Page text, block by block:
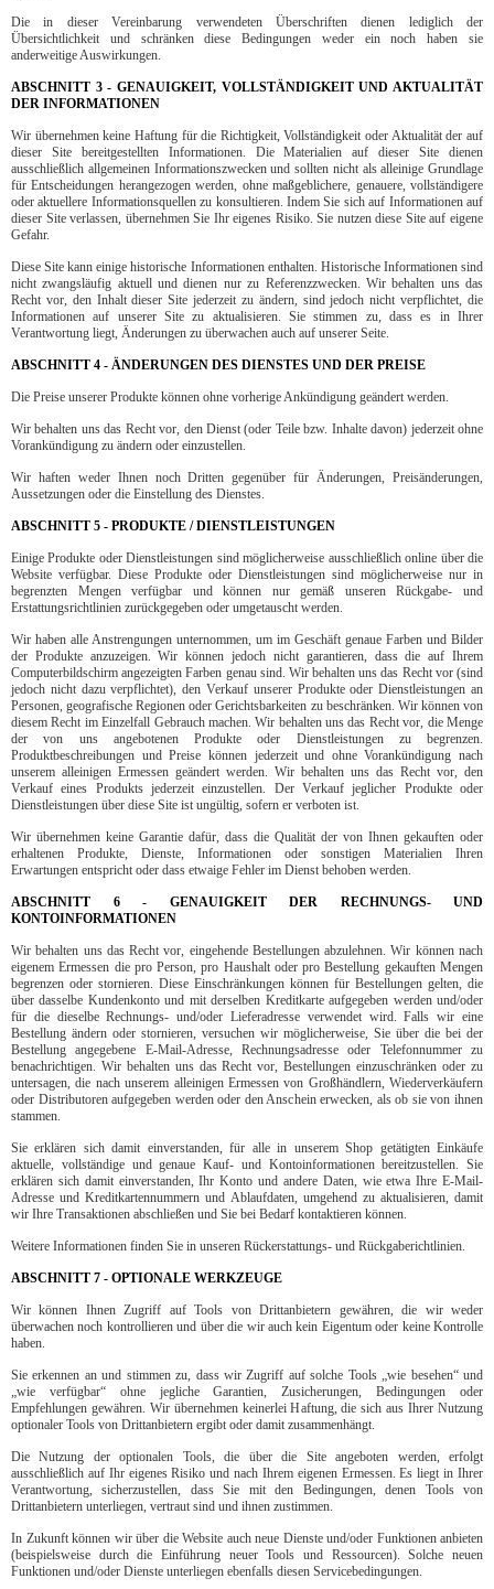
Die in dieser Vereinbarung verwendeten Überschriften dienen lediglich der
Übersichtlichkeit und schränken diese Bedingungen weder ein noch haben sie
anderweitige Auswirkungen.
ABSCHNITT 3 - GENAUIGKEIT, VOLLSTÄNDIGKEIT UND AKTUALITÄT
DER INFORMATIONEN
Wir übernehmen keine Haftung für die Richtigkeit, Vollständigkeit oder Aktualität der auf
dieser Site bereitgestellten Informationen. Die Materialien auf dieser Site dienen
ausschließlich allgemeinen Informationszwecken und sollten nicht als alleinige Grundlage
für Entscheidungen herangezogen werden, ohne maßgeblichere, genauere, vollständigere
oder aktuellere Informationsquellen zu konsultieren. Indem Sie sich auf Informationen auf
dieser Site verlassen, übernehmen Sie Ihr eigenes Risiko. Sie nutzen diese Site auf eigene
Gefahr.
Diese Site kann einige historische Informationen enthalten. Historische Informationen sind
nicht zwangsläufig aktuell und dienen nur zu Referenzzwecken. Wir behalten uns das
Recht vor, den Inhalt dieser Site jederzeit zu ändern, sind jedoch nicht verpflichtet, die
Informationen auf unserer Site zu aktualisieren. Sie stimmen zu, dass es in Ihrer
Verantwortung liegt, Änderungen zu überwachen auch auf unserer Seite.
ABSCHNITT 4 - ÄNDERUNGEN DES DIENSTES UND DER PREISE
Die Preise unserer Produkte können ohne vorherige Ankündigung geändert werden.
Wir behalten uns das Recht vor, den Dienst (oder Teile bzw. Inhalte davon) jederzeit ohne
Vorankündigung zu ändern oder einzustellen.
Wir haften weder Ihnen noch Dritten gegenüber für Änderungen, Preisänderungen,
Aussetzungen oder die Einstellung des Dienstes.
ABSCHNITT 5 - PRODUKTE / DIENSTLEISTUNGEN
Einige Produkte oder Dienstleistungen sind möglicherweise ausschließlich online über die
Website verfügbar. Diese Produkte oder Dienstleistungen sind möglicherweise nur in
begrenzten Mengen verfügbar und können nur gemäß unseren Rückgabe- und
Erstattungsrichtlinien zurückgegeben oder umgetauscht werden.
Wir haben alle Anstrengungen unternommen, um im Geschäft genaue Farben und Bilder
der Produkte anzuzeigen. Wir können jedoch nicht garantieren, dass die auf Ihrem
Computerbildschirm angezeigten Farben genau sind. Wir behalten uns das Recht vor (sind
jedoch nicht dazu verpflichtet), den Verkauf unserer Produkte oder Dienstleistungen an
Personen, geografische Regionen oder Gerichtsbarkeiten zu beschränken. Wir können von
diesem Recht im Einzelfall Gebrauch machen. Wir behalten uns das Recht vor, die Menge
der von uns angebotenen Produkte oder Dienstleistungen zu begrenzen.
Produktbeschreibungen und Preise können jederzeit und ohne Vorankündigung nach
unserem alleinigen Ermessen geändert werden. Wir behalten uns das Recht vor, den
Verkauf eines Produkts jederzeit einzustellen. Der Verkauf jeglicher Produkte oder
Dienstleistungen über diese Site ist ungültig, sofern er verboten ist.
Wir übernehmen keine Garantie dafür, dass die Qualität der von Ihnen gekauften oder
erhaltenen Produkte, Dienste, Informationen oder sonstigen Materialien Ihren
Erwartungen entspricht oder dass etwaige Fehler im Dienst behoben werden.
ABSCHNITT 6 - GENAUIGKEIT DER RECHNUNGS- UND
KONTOINFORMATIONEN
Wir behalten uns das Recht vor, eingehende Bestellungen abzulehnen. Wir können nach
eigenem Ermessen die pro Person, pro Haushalt oder pro Bestellung gekauften Mengen
begrenzen oder stornieren. Diese Einschränkungen können für Bestellungen gelten, die
über dasselbe Kundenkonto und mit derselben Kreditkarte aufgegeben werden und/oder
für die dieselbe Rechnungs- und/oder Lieferadresse verwendet wird. Falls wir eine
Bestellung ändern oder stornieren, versuchen wir möglicherweise, Sie über die bei der
Bestellung angegebene E-Mail-Adresse, Rechnungsadresse oder Telefonnummer zu
benachrichtigen. Wir behalten uns das Recht vor, Bestellungen einzuschränken oder zu
untersagen, die nach unserem alleinigen Ermessen von Großhändlern, Wiederverkäufern
oder Distributoren aufgegeben werden oder den Anschein erwecken, als ob sie von ihnen
stammen.
Sie erklären sich damit einverstanden, für alle in unserem Shop getätigten Einkäufe
aktuelle, vollständige und genaue Kauf- und Kontoinformationen bereitzustellen. Sie
erklären sich damit einverstanden, Ihr Konto und andere Daten, wie etwa Ihre E-Mail-
Adresse und Kreditkartennummern und Ablaufdaten, umgehend zu aktualisieren, damit
wir Ihre Transaktionen abschließen und Sie bei Bedarf kontaktieren können.
Weitere Informationen finden Sie in unseren Rückerstattungs- und Rückgaberichtlinien.
ABSCHNITT 7 - OPTIONALE WERKZEUGE
Wir können Ihnen Zugriff auf Tools von Drittanbietern gewähren, die wir weder
überwachen noch kontrollieren und über die wir auch kein Eigentum oder keine Kontrolle
haben.
Sie erkennen an und stimmen zu, dass wir Zugriff auf solche Tools „wie besehen“ und
„wie verfügbar“ ohne jegliche Garantien, Zusicherungen, Bedingungen oder
Empfehlungen gewähren. Wir übernehmen keinerlei Haftung, die sich aus Ihrer Nutzung
optionaler Tools von Drittanbietern ergibt oder damit zusammenhängt.
Die Nutzung der optionalen Tools, die über die Site angeboten werden, erfolgt
ausschließlich auf Ihr eigenes Risiko und nach Ihrem eigenen Ermessen. Es liegt in Ihrer
Verantwortung, sicherzustellen, dass Sie mit den Bedingungen, denen Tools von
Drittanbietern unterliegen, vertraut sind und ihnen zustimmen.
In Zukunft können wir über die Website auch neue Dienste und/oder Funktionen anbieten
(beispielsweise durch die Einführung neuer Tools und Ressourcen). Solche neuen
Funktionen und/oder Dienste unterliegen ebenfalls diesen Servicebedingungen.